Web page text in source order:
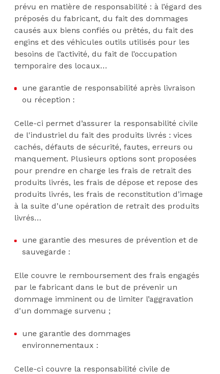
prévu en matière de responsabilité : à l’égard des
préposés du fabricant, du fait des dommages
causés aux biens confiés ou prêtés, du fait des
engins et des véhicules outils utilisés pour les
besoins de l’activité, du fait de l’occupation
temporaire des locaux…
une garantie de responsabilité après livraison
ou réception :
Celle-ci permet d’assurer la responsabilité civile
de l'industriel du fait des produits livrés : vices
cachés, défauts de sécurité, fautes, erreurs ou
manquement. Plusieurs options sont proposées
pour prendre en charge les frais de retrait des
produits livrés, les frais de dépose et repose des
produits livrés, les frais de reconstitution d’image
à la suite d’une opération de retrait des produits
livrés…
une garantie des mesures de prévention et de
sauvegarde :
Elle couvre le remboursement des frais engagés
par le fabricant dans le but de prévenir un
dommage imminent ou de limiter l’aggravation
d'un dommage survenu ;
une garantie des dommages
environnementaux :
Celle-ci couvre la responsabilité civile de